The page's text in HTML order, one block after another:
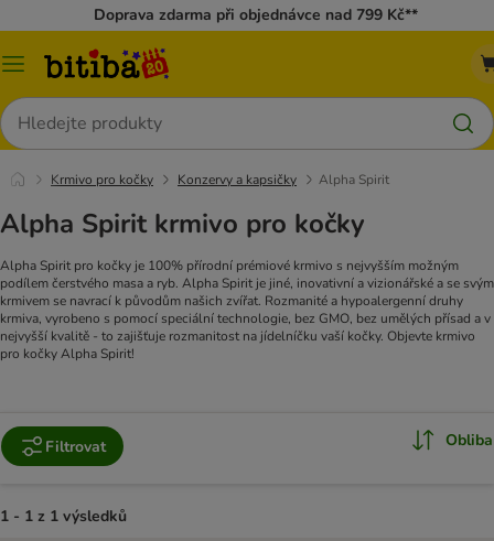
Doprava zdarma při objednávce nad 799 Kč**
Kategorie
Hledat
Krmivo pro kočky Konzervy a kapsičky Alpha Spirit
Alpha Spirit krmivo pro kočky
Alpha Spirit pro kočky je 100% přírodní prémiové krmivo s nejvyšším možným
podílem čerstvého masa a ryb. Alpha Spirit je jiné, inovativní a vizionářské a se svým
krmivem se navrací k původům našich zvířat. Rozmanité a hypoalergenní druhy
krmiva, vyrobeno s pomocí speciální technologie, bez GMO, bez umělých přísad a v
nejvyšší kvalitě - to zajišťuje rozmanitost na jídelníčku vaší kočky. Objevte krmivo
pro kočky Alpha Spirit!
Filtrovat Obliba
1 - 1 z 1 výsledků